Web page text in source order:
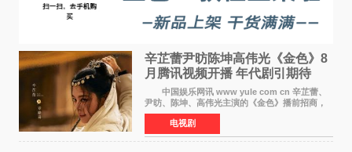
辛芷蕾尹昉陈坤高伟光《金色》8
月腾讯视频开播 年代剧引期待
中国娱乐网讯 www yule com cn 辛芷蕾、
尹昉、陈坤、高伟光主演的《金色》播前招商，
预计8月腾讯视频开播。这部年代剧汇集了众多实
力派演员，阵容强大，引发了观众的广泛关
注。 《金色》
电视剧